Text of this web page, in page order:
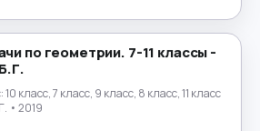
→
→
→
по геометрии. 7-11 классы -
10 класс, 7 класс, 9 класс, 8 класс, 11 класс
• 2019